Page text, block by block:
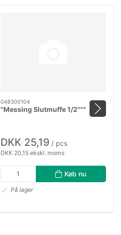
048300104
"Messing Slutmuffe 1/2"""
DKK 25,19 / pcs
DKK 20,15 ekskl. moms
Køb nu
På lager